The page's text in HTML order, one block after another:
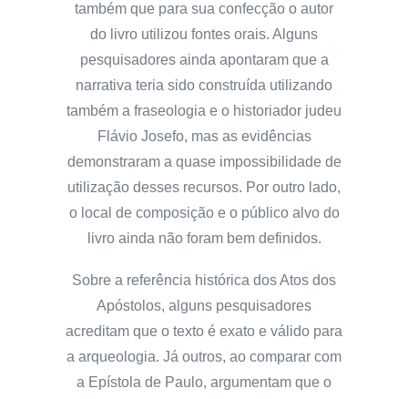
também que para sua confecção o autor
do livro utilizou fontes orais. Alguns
pesquisadores ainda apontaram que a
narrativa teria sido construída utilizando
também a fraseologia e o historiador judeu
Flávio Josefo, mas as evidências
demonstraram a quase impossibilidade de
utilização desses recursos. Por outro lado,
o local de composição e o público alvo do
livro ainda não foram bem definidos.
Sobre a referência histórica dos Atos dos
Apóstolos, alguns pesquisadores
acreditam que o texto é exato e válido para
a arqueologia. Já outros, ao comparar com
a Epístola de Paulo, argumentam que o